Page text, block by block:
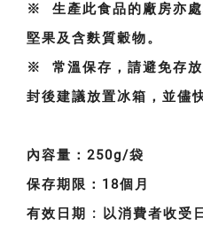
※ 生產此食品的廠房亦處
堅果及含麩質穀物。
※ 常溫保存，請避免存放
封後建議放置冰箱，並儘
內容量：250g/袋
保存期限：18個月
有效日期 : 以消費者收受